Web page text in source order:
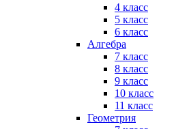
4 класс
5 класс
6 класс
Алгебра
7 класс
8 класс
9 класс
10 класс
11 класс
Геометрия